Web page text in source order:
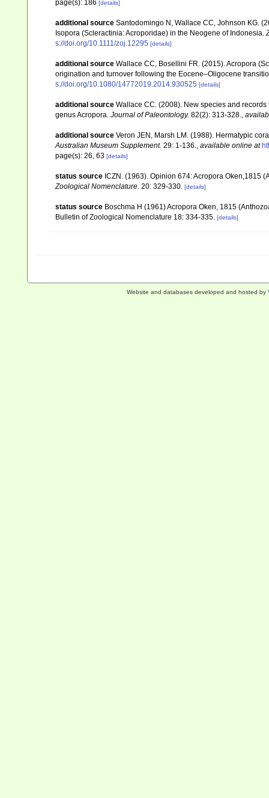
page(s): 186 [details]
additional source Santodomingo N, Wallace CC, Johnson KG.
Isopora (Scleractinia: Acroporidae) in the Neogene of Indonesia.
s://doi.org/10.1111/zoj.12295 [details]
additional source Wallace CC, Bosellini FR. (2015). Acropora
origination and turnover following the Eocene–Oligocene
s://doi.org/10.1080/14772019.2014.930525 [details]
additional source Wallace CC. (2008). New species and
genus Acropora. Journal of Paleontology. 82(2): 313-328.
additional source Veron JEN, Marsh LM. (1988). Hermatypic
Australian Museum Supplement. 29: 1-136. available online at
page(s): 26, 63 [details]
status source ICZN. (1963). Opinion 674: Acropora Oken,1815
Zoological Nomenclature. 20: 329-330. [details]
status source Boschma H (1961) Acropora Oken, 1815
Bulletin of Zoological Nomenclature 18: 334-335. [details]
Website and databases developed and hosted by